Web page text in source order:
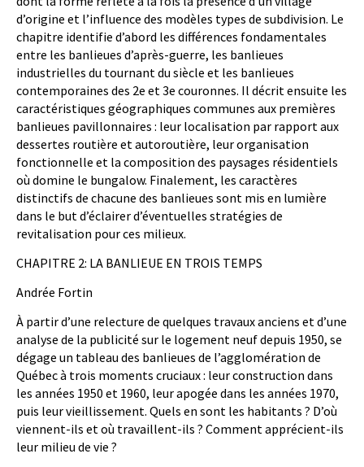
d’origine et l’influence des modèles types de subdivision. Le
chapitre identifie d’abord les différences fondamentales
entre les banlieues d’après-guerre, les banlieues
industrielles du tournant du siècle et les banlieues
contemporaines des 2e et 3e couronnes. Il décrit ensuite les
caractéristiques géographiques communes aux premières
banlieues pavillonnaires : leur localisation par rapport aux
dessertes routière et autoroutière, leur organisation
fonctionnelle et la composition des paysages résidentiels
où domine le bungalow. Finalement, les caractères
distinctifs de chacune des banlieues sont mis en lumière
dans le but d’éclairer d’éventuelles stratégies de
revitalisation pour ces milieux.
CHAPITRE 2: LA BANLIEUE EN TROIS TEMPS
Andrée Fortin
À partir d’une relecture de quelques travaux anciens et d’une
analyse de la publicité sur le logement neuf depuis 1950, se
dégage un tableau des banlieues de l’agglomération de
Québec à trois moments cruciaux : leur construction dans
les années 1950 et 1960, leur apogée dans les années 1970,
puis leur vieillissement. Quels en sont les habitants ? D’où
viennent-ils et où travaillent-ils ? Comment apprécient-ils
leur milieu de vie ?